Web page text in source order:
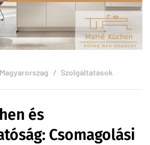
Szolgáltatások
és
Csomagolási